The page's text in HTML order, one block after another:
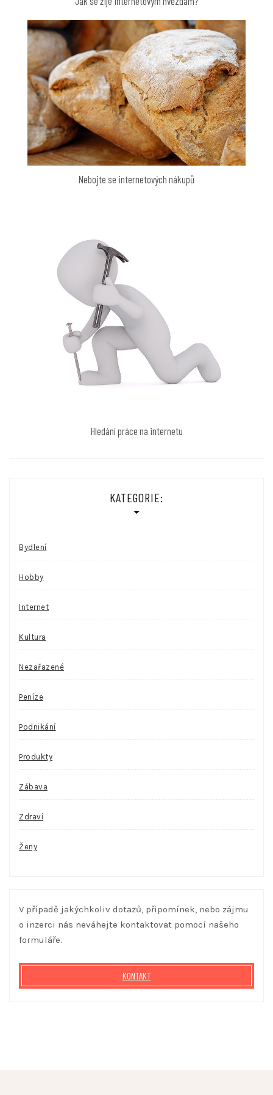
Nebojte se internetových nákupů
Hledání práce na internetu
KATEGORIE:
Bydlení
Hobby
Internet
Kultura
Nezařazené
Peníze
Podnikání
Produkty
Zábava
Zdraví
Ženy
V případě jakýchkoliv dotazů, připomínek, nebo zájmu
o inzerci nás neváhejte kontaktovat pomocí našeho
formuláře.
KONTAKT